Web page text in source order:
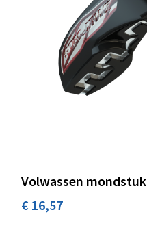
Volwassen
€ 16,57